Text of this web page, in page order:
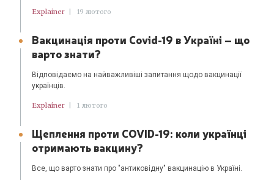
Explainer | 19 лютого
Вакцинація проти Covid-19 в Україні – що
варто знати?
Відповідаємо на найважливіші запитання щодо вакцинації
українців.
Explainer | 1 лютого
Щеплення проти COVID-19: коли українці
отримають вакцину?
Все, що варто знати про "антиковідну" вакцинацію в Україні.